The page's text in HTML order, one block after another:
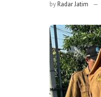
byRadar Jatim